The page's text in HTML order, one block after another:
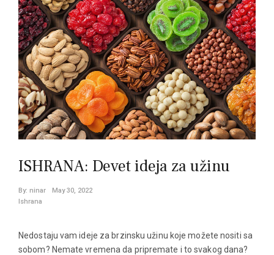
ISHRANA: Devet ideja za užinu
By: ninar
May 30, 2022
Ishrana
Nedostaju vam ideje za brzinsku užinu koje možete nositi sa
sobom? Nemate vremena da pripremate i to svakog dana?